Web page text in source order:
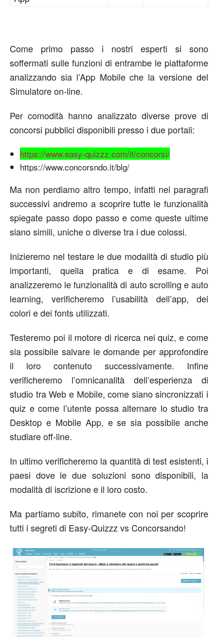
Come primo passo i nostri esperti si sono
soffermati sulle funzioni di entrambe le piattaforme
analizzando sia l’App Mobile che la versione del
Simulatore on-line.
Per comodità hanno analizzato diverse prove di
concorsi pubblici disponibili presso i due portali:
https://www.easy-quizzz.com/it/concorsi/
https://www.concorsndo.it/blg/
Ma non perdiamo altro tempo, infatti nei paragrafi
successivi andremo a scoprire tutte le funzionalità
spiegate passo dopo passo e come queste ultime
siano simili, uniche o diverse tra i due colossi.
Inizieremo nel testare le due modalità di studio più
importanti, quella pratica e di esame. Poi
analizzeremo le funzionalità di auto scrolling e auto
learning, verificheremo l’usabilità dell’app, dei
colori e dei fonts utilizzati.
Testeremo poi il motore di ricerca nei quiz, e come
sia possibile salvare le domande per approfondire
il loro contenuto successivamente. Infine
verificheremo l’omnicanalità dell’esperienza di
studio tra Web e Mobile, come siano sincronizzati i
quiz e come l’utente possa alternare lo studio tra
Desktop e Mobile App, e se sia possibile anche
studiare off-line.
In ultimo verificheremo la quantità di test esistenti, i
paesi dove le due soluzioni sono disponibili, la
modalità di iscrizione e il loro costo.
Ma partiamo subito, rimanete con noi per scoprire
tutti i segreti di Easy-Quizzz vs Concorsando!